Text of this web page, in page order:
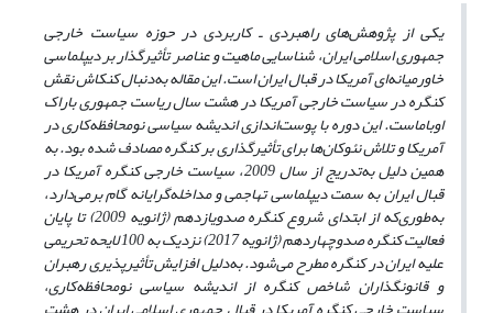
یکی از پژوهش‌های راهبردی ـ کاربردی در حوزه سیاست خارجی
جمهوری اسلامی ایران، شناسایی ماهیت و عناصر تأثیرگذار بر دیپلماسی
خاورمیانه‌ای آمریکا در قبال ایران است. این مقاله به‌دنبال کنکاش نقش
کنگره در سیاست خارجی آمریکا در هشت سال ریاست جمهوری باراک
اوباماست. این دوره با پوست‌اندازی اندیشه سیاسی نومحافظه‌کاری در
آمریکا و تلاش نئوکان‌ها برای تأثیرگذاری بر کنگره مصادف شده بود. به
همین دلیل به‌تدریج از سال 2009، سیاست خارجی کنگره آمریکا در
قبال ایران به سمت دیپلماسی تهاجمی و مداخله‌گرایانه گام برمی‌دارد،
به‌طوری‌که از ابتدای شروع کنگره صدویازدهم (ژانویه 2009) تا پایان
فعالیت کنگره صدوچهاردهم (ژانویه 2017) نزدیک به 100 لایحه تحریمی
علیه ایران در کنگره مطرح می‌شود. به‌دلیل افزایش تأثیرپذیری رهبران
و قانونگذاران شاخص کنگره از اندیشه سیاسی نومحافظه‌کاری،